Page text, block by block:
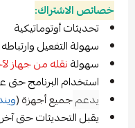
أوتوماتيكية
وارتباطه بإيميلك
نقله من جهاز لآخر
البرنامج حتى عدد2 من الأجهزة
جميع أجهزة (ويندوز-ماك-
حتى آخر اصدار لأنه